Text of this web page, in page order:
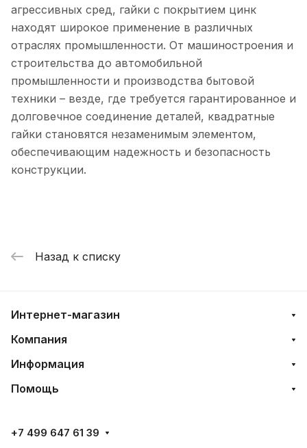
агрессивных сред, гайки с покрытием цинк
находят широкое применение в различных
отраслях промышленности. От машиностроения и
строительства до автомобильной
промышленности и производства бытовой
техники – везде, где требуется гарантированное и
долговечное соединение деталей, квадратные
гайки становятся незаменимым элементом,
обеспечивающим надежность и безопасность
конструкции.
Назад к списку
Интернет-магазин
Компания
Информация
Помощь
+7 499 647 61 39